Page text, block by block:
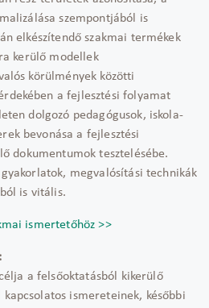
szempontjából is
elkészítendő szakmai termékek
kerülő modellek
körülmények közötti
a fejlesztési folyamat
dolgozó pedagógusok, iskola-
bevonása a fejlesztési
dokumentumok tesztelésébe.
megvalósítási technikák
is vitális.
ismertetőhöz >>
a felsőoktatásból kikerülő
ismereteinek, későbbi